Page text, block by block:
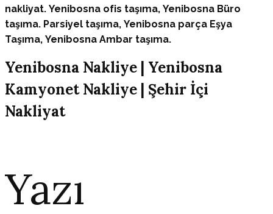
nakliyat. Yenibosna ofis taşıma, Yenibosna Büro
taşıma. Parsiyel taşıma, Yenibosna parça Eşya
Taşıma, Yenibosna Ambar taşıma.
Yenibosna Nakliye | Yenibosna
Kamyonet Nakliye | Şehir İçi
Nakliyat
Yazı